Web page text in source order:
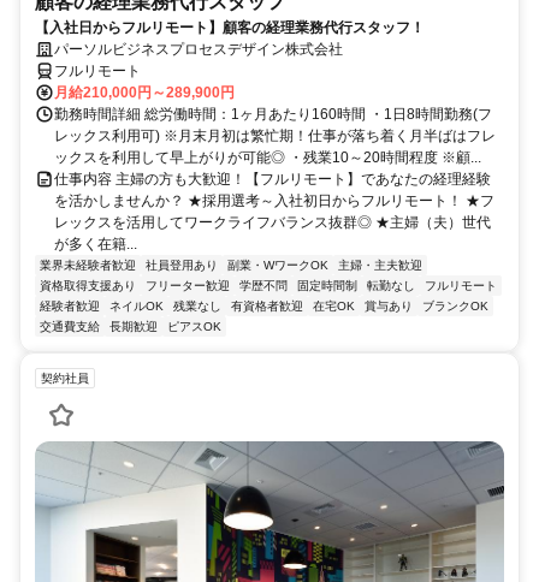
【入社日からフルリモート】顧客の経理業務代行スタッフ！
パーソルビジネスプロセスデザイン株式会社
フルリモート
月給210,000円～289,900円
勤務時間詳細 総労働時間：1ヶ月あたり160時間 ・1日8時間勤務(フ
レックス利用可) ※月末月初は繁忙期！仕事が落ち着く月半ばはフレ
ックスを利用して早上がりが可能◎ ・残業10～20時間程度 ※顧...
仕事内容 主婦の方も大歓迎！【フルリモート】であなたの経理経験
を活かしませんか？ ★採用選考～入社初日からフルリモート！ ★フ
レックスを活用してワークライフバランス抜群◎ ★主婦（夫）世代
が多く在籍...
業界未経験者歓迎 社員登用あり 副業・WワークOK
主婦・主夫歓迎
資格取得支援あり
フリーター歓迎 学歴不問 固定時間制 転勤なし
フルリモート
経験者歓迎
ネイルOK 残業なし 有資格者歓迎 在宅OK 賞与あり
ブランクOK
交通費支給
長期歓迎 ピアスOK
契約社員